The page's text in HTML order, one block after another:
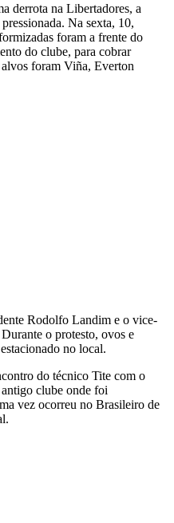
derrota na Libertadores, a
Na sexta, 10,
foram a frente do
do clube, para cobrar
foram Viña, Everton
Rodolfo Landim e o vice-
o protesto, ovos e
no local.
do técnico Tite com o
clube onde foi
vez ocorreu no Brasileiro de